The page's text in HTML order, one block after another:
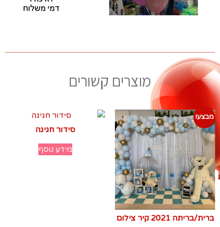
מוצרים קשורים
מבצע!
ברית/בריתה 2021 קיר צילום
סידור חגיגה
מידע נוסף